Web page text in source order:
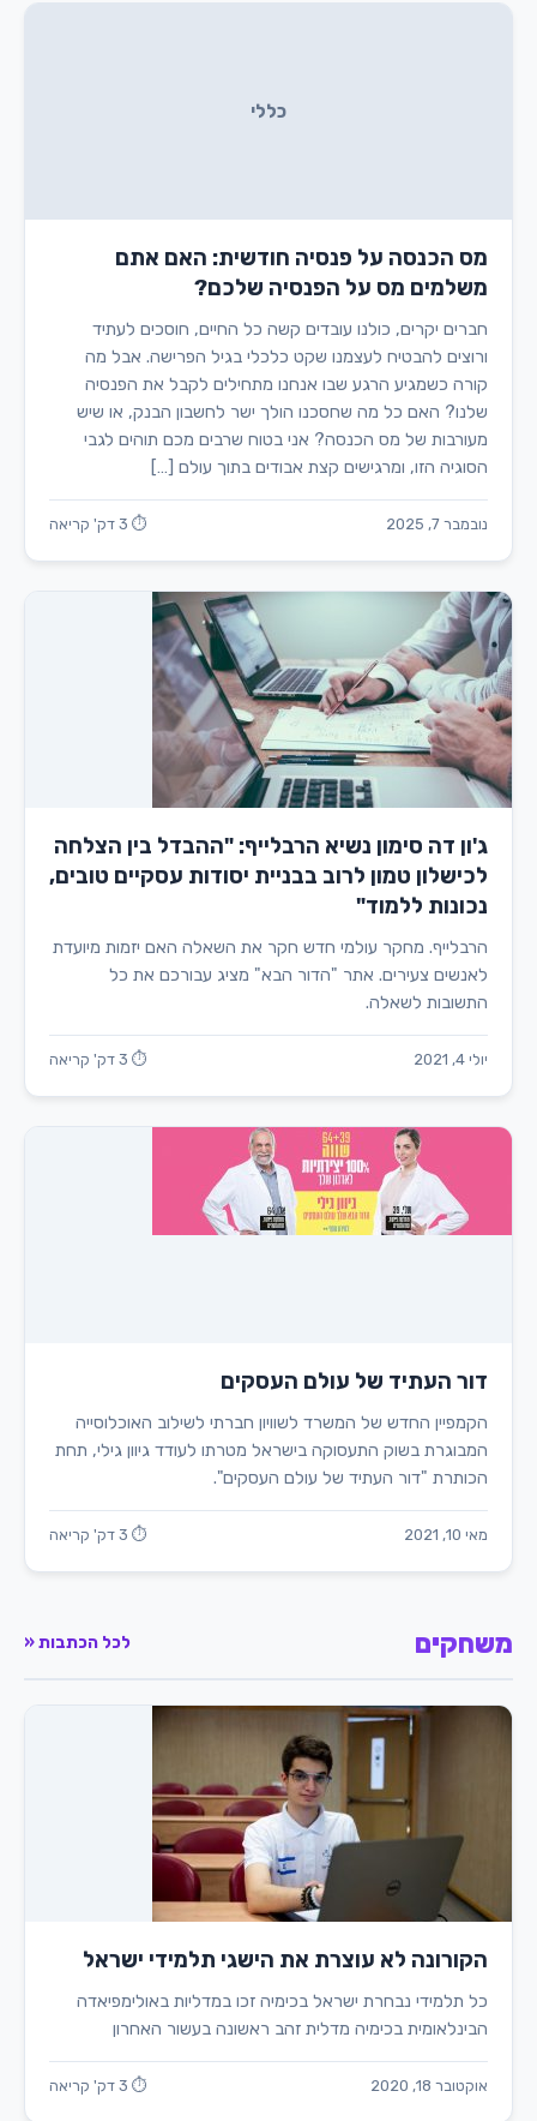
כללי
מס הכנסה על פנסיה חודשית: האם אתם
משלמים מס על הפנסיה שלכם?
חברים יקרים, כולנו עובדים קשה כל החיים, חוסכים לעתיד
ורוצים להבטיח לעצמנו שקט כלכלי בגיל הפרישה. אבל מה
קורה כשמגיע הרגע שבו אנחנו מתחילים לקבל את הפנסיה
שלנו? האם כל מה שחסכנו הולך ישר לחשבון הבנק, או שיש
מעורבות של מס הכנסה? אני בטוח שרבים מכם תוהים לגבי
הסוגיה הזו, ומרגישים קצת אבודים בתוך עולם […]
נובמבר 7, 2025 ⏱ 3 דק' קריאה
ג'ון דה סימון נשיא הרבלייף: "ההבדל בין הצלחה
לכישלון טמון לרוב בבניית יסודות עסקיים טובים,
נכונות ללמוד"
הרבלייף. מחקר עולמי חדש חקר את השאלה האם יזמות מיועדת
לאנשים צעירים. אתר "הדור הבא" מציג עבורכם את כל
התשובות לשאלה.
יולי 4, 2021 ⏱ 3 דק' קריאה
דור העתיד של עולם העסקים
הקמפיין החדש של המשרד לשוויון חברתי לשילוב האוכלוסייה
המבוגרת בשוק התעסוקה בישראל מטרתו לעודד גיוון גילי, תחת
הכותרת "דור העתיד של עולם העסקים".
מאי 10, 2021 ⏱ 3 דק' קריאה
משחקים לכל הכתבות «
הקורונה לא עוצרת את הישגי תלמידי ישראל
כל תלמידי נבחרת ישראל בכימיה זכו במדליות באולימפיאדה
הבינלאומית בכימיה מדלית זהב ראשונה בעשור האחרון
אוקטובר 18, 2020 ⏱ 3 דק' קריאה